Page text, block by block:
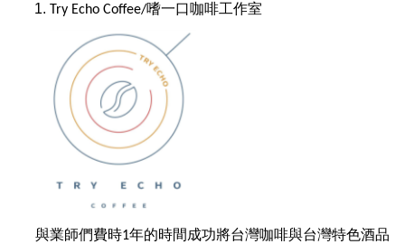
Try Echo Coffee/嗜一口咖啡工作室
與業師們費時1年的時間成功將台灣咖啡與台灣特色酒品